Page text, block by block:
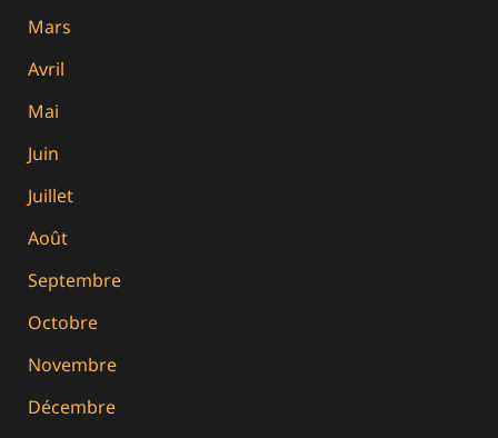
Mars
Avril
Mai
Juin
Juillet
Août
Septembre
Octobre
Novembre
Décembre